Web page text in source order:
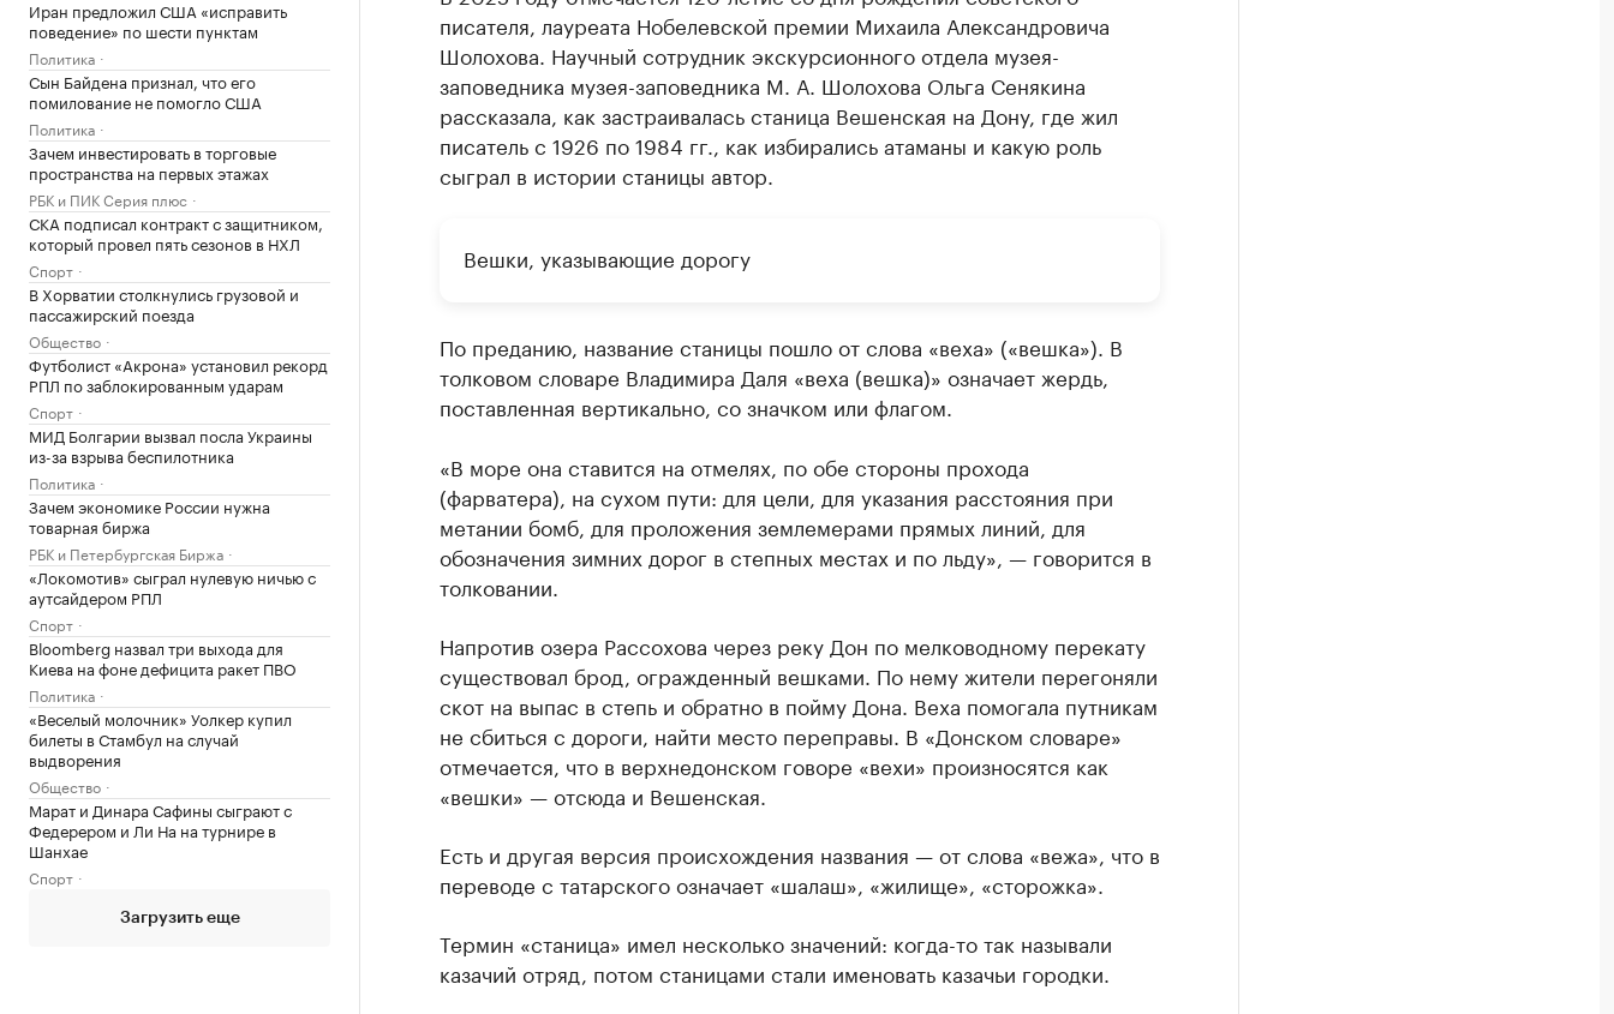
Иран предложил США «исправить
поведение» по шести пунктам
Политика
Сын Байдена признал, что его
помилование не помогло США
Политика
Зачем инвестировать в торговые
пространства на первых этажах
РБК и ПИК Серия плюс
СКА подписал контракт с защитником,
который провел пять сезонов в НХЛ
Спорт
В Хорватии столкнулись грузовой и
пассажирский поезда
Общество
Футболист «Акрона» установил рекорд
РПЛ по заблокированным ударам
Спорт
МИД Болгарии вызвал посла Украины
из-за взрыва беспилотника
Политика
Зачем экономике России нужна
товарная биржа
РБК и Петербургская Биржа
«Локомотив» сыграл нулевую ничью с
аутсайдером РПЛ
Спорт
Bloomberg назвал три выхода для
Киева на фоне дефицита ракет ПВО
Политика
«Веселый молочник» Уолкер купил
билеты в Стамбул на случай
выдворения
Общество
Марат и Динара Сафины сыграют с
Федерером и Ли На на турнире в
Шанхае
Спорт
Загрузить еще
писателя, лауреата Нобелевской премии Михаила Александровича
Шолохова. Научный сотрудник экскурсионного отдела музея-
заповедника музея-заповедника М. А. Шолохова Ольга Сенякина
рассказала, как застраивалась станица Вешенская на Дону, где жил
писатель с 1926 по 1984 гг., как избирались атаманы и какую роль
сыграл в истории станицы автор.
Вешки, указывающие дорогу
По преданию, название станицы пошло от слова «веха» («вешка»). В
толковом словаре Владимира Даля «веха (вешка)» означает жердь,
поставленная вертикально, со значком или флагом.
«В море она ставится на отмелях, по обе стороны прохода
(фарватера), на сухом пути: для цели, для указания расстояния при
метании бомб, для проложения землемерами прямых линий, для
обозначения зимних дорог в степных местах и по льду», — говорится в
толковании.
Напротив озера Рассохова через реку Дон по мелководному перекату
существовал брод, огражденный вешками. По нему жители перегоняли
скот на выпас в степь и обратно в пойму Дона. Веха помогала путникам
не сбиться с дороги, найти место переправы. В «Донском словаре»
отмечается, что в верхнедонском говоре «вехи» произносятся как
«вешки» — отсюда и Вешенская.
Есть и другая версия происхождения названия — от слова «вежа», что в
переводе с татарского означает «шалаш», «жилище», «сторожка».
Термин «станица» имел несколько значений: когда-то так называли
казачий отряд, потом станицами стали именовать казачьи городки.